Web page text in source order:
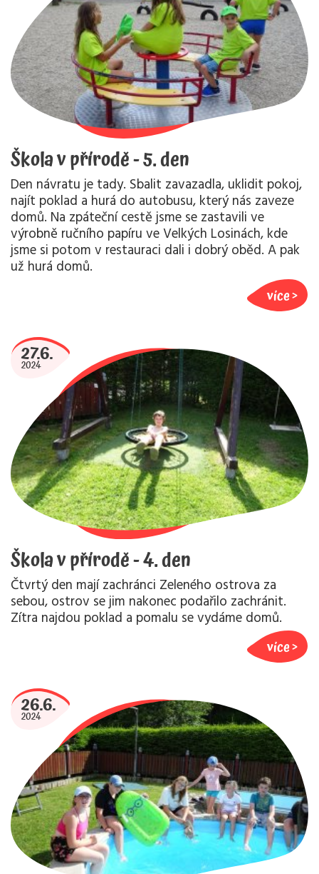
Škola v přírodě - 5. den
Den návratu je tady. Sbalit zavazadla, uklidit pokoj,
najít poklad a hurá do autobusu, který nás zaveze
domů. Na zpáteční cestě jsme se zastavili ve
výrobně ručního papíru ve Velkých Losinách, kde
jsme si potom v restauraci dali i dobrý oběd. A pak
už hurá domů.
více
27.6.
2024
Škola v přírodě - 4. den
Čtvrtý den mají zachránci Zeleného ostrova za
sebou, ostrov se jim nakonec podařilo zachránit.
Zítra najdou poklad a pomalu se vydáme domů.
více
26.6.
2024